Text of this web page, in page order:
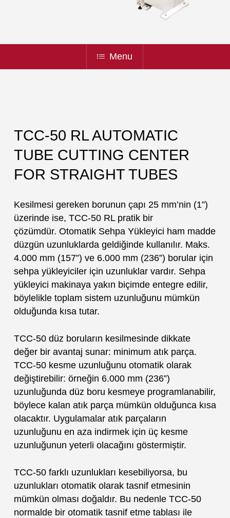
Menu
TCC-50 RL AUTOMATIC
TUBE CUTTING CENTER
FOR STRAIGHT TUBES
Kesilmesi gereken borunun çapı 25 mm’nin (1”)
üzerinde ise, TCC-50 RL pratik bir
çözümdür. Otomatik Sehpa Yükleyici ham madde
düzgün uzunluklarda geldiğinde kullanılır. Maks.
4.000 mm (157”) ve 6.000 mm (236”) borular için
sehpa yükleyiciler için uzunluklar vardır. Sehpa
yükleyici makinaya yakın biçimde entegre edilir,
böylelikle toplam sistem uzunluğunu mümkün
olduğunda kısa tutar.
TCC-50 düz boruların kesilmesinde dikkate
değer bir avantaj sunar: minimum atık parça.
TCC-50 kesme uzunluğunu otomatik olarak
değiştirebilir: örneğin 6.000 mm (236”)
uzunluğunda düz boru kesmeye programlanabilir,
böylece kalan atık parça mümkün olduğunca kısa
olacaktır. Uygulamalar atık parçaların
uzunluğunu en aza indirmek için üç kesme
uzunluğunun yeterli olacağını göstermiştir.
TCC-50 farklı uzunlukları kesebiliyorsa, bu
uzunlukları otomatik olarak tasnif etmesinin
mümkün olması doğaldır. Bu nedenle TCC-50
normalde bir otomatik tasnif etme tablası ile